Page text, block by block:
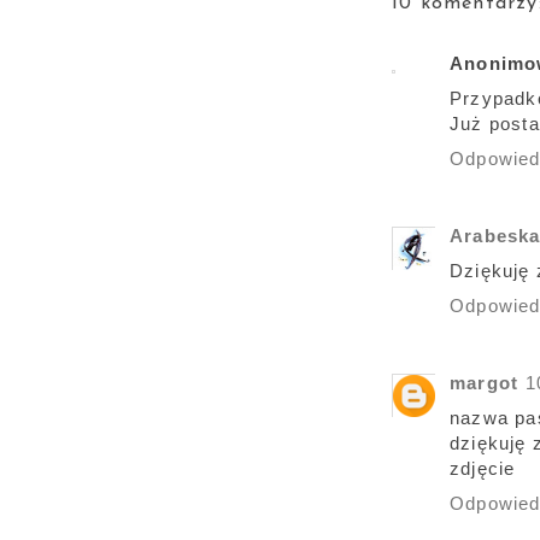
Już
Dziękuję
margot
nazwa
dziękuję
zdjęcie